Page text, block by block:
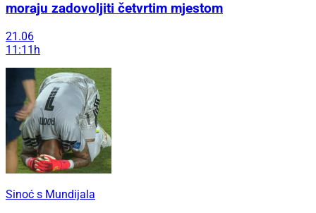
moraju zadovoljiti četvrtim mjestom
21.06
11:11h
Sinoć s Mundijala